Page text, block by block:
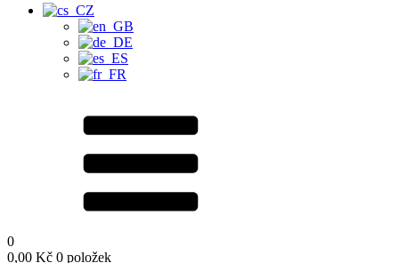
0
0,00 Kč 0 položek